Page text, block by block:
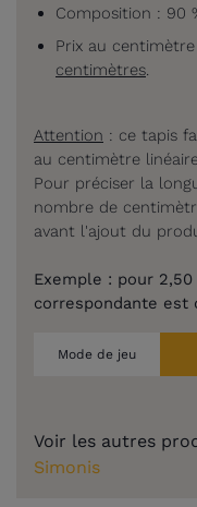
Composition : 90
Prix au
centimètres.
Attention : ce tapis
au centimètre
Pour préciser la
nombre de
avant l'ajout du
Exemple : pour
correspondante est
Mode de jeu
Voir les autres
Simonis